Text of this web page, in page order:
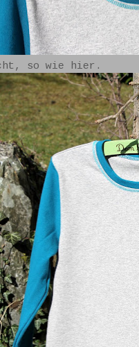
so wie hier.